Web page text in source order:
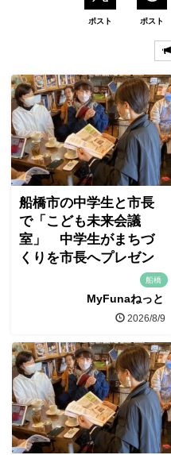
ポスト ポスト
船橋市の中学生と市長
で「こども未来会議
室」 中学生がまちづ
くりを市長へプレゼン
船橋
MyFunaねっと
2026/8/9